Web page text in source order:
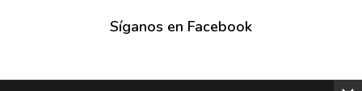
Síganos en Facebook